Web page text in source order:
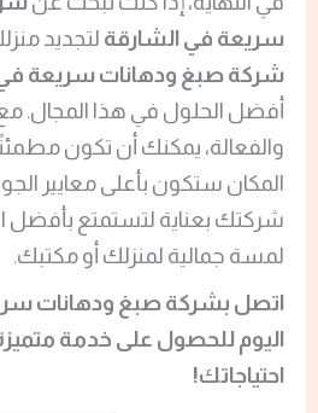
سريعة في الشارقة لتجديد
شركة صبغ ودهانات سريعة في
أفضل الحلول في هذا المجال.
والفعالة، يمكنك أن تكون
المكان ستكون بأعلى معايير
شركتك بعناية لتستمتع بأفضل
لمسة جمالية لمنزلك أو مكتبك.
اتصل بشركة صبغ ودهانات
اليوم للحصول على خدمة
احتياجاتك!